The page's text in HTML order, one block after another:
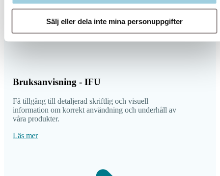
Sälj eller dela inte mina personuppgifter
Bruksanvisning - IFU
Få tillgång till detaljerad skriftlig och visuell
information om korrekt användning och underhåll av
våra produkter.
Läs mer